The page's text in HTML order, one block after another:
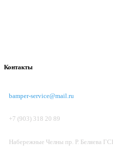
Контакты
bamper-service@mail.ru
+7 (903) 318 20 89
Набережные Челны пр. Р. Беляева